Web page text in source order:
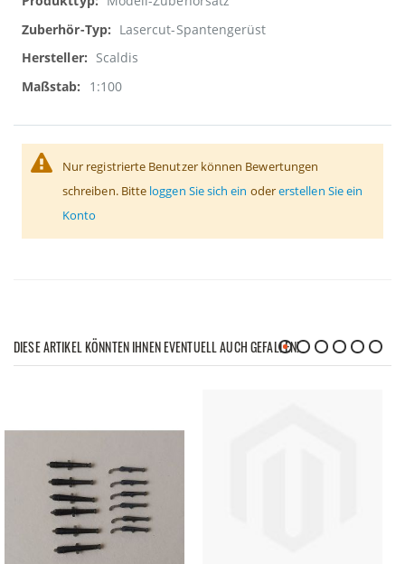
Informationen
Lasercut-Spantengerüst
Scaldis
1:100
Nur registrierte Benutzer können Bewertungen
schreiben. Bitte loggen Sie sich ein odererstellen Sie ein
Konto
DIESE ARTIKEL KÖNNTEN IHNEN EVENTUELL AUCH GEFALLEN!